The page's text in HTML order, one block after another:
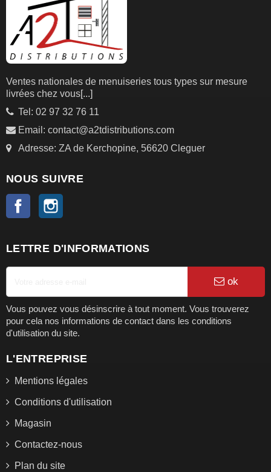
Ventes nationales de menuiseries tous types sur mesure
livrées chez vous[...]
Tel: 02 97 32 76 11
Email: contact@a2tdistributions.com
Adresse: ZA de Kerchopine, 56620 Cleguer
NOUS SUIVRE
Facebook
LETTRE D'INFORMATIONS
ok
Vous pouvez vous désinscrire à tout moment. Vous trouverez
pour cela nos informations de contact dans les conditions
d'utilisation du site.
L'ENTREPRISE
Mentions légales
Conditions d'utilisation
Magasin
Contactez-nous
Plan du site